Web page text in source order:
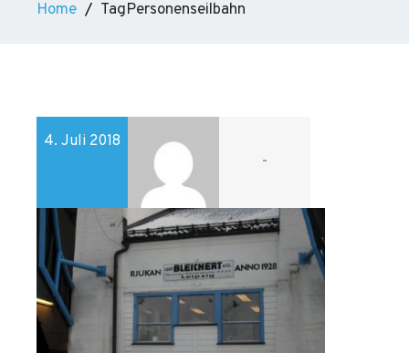
Home TagPersonenseilbahn
4. Juli 2018
-